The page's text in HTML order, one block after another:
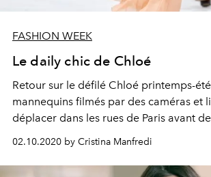
FASHION WEEK
Le daily chic de Chloé
Retour sur le défilé Chloé printemps-
mannequins filmés par des caméras et
déplacer dans les rues de Paris avant
podium, jusqu'aux vêtements
la vie quotidienne.
02.10.2020 by Cristina Manfredi